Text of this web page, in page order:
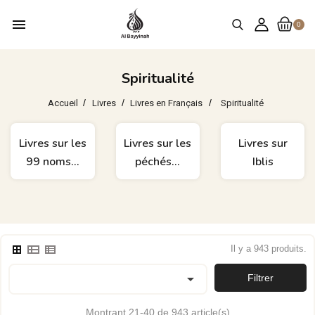
0
menu
Spiritualité
Accueil Livres Livres en Français Spiritualité
Livres sur les
péchés...
Livres sur
Iblis
Livres sur le
Paradis
Il y a 943 produits.
 Filtrer
Montrant 21-40 de 943 article(s)